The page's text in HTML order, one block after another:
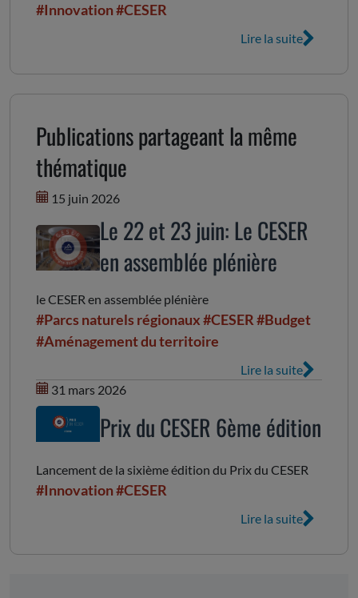
#Innovation#CESER
Lire la suite
Publications partageant la même
thématique
15 juin 2026
Le 22 et 23 juin: Le CESER
en assemblée plénière
le CESER en assemblée plénière
#Parcs naturels régionaux#CESER#Budget
#Aménagement du territoire
Lire la suite
31 mars 2026
Prix du CESER 6ème édition
Lancement de la sixième édition du Prix du CESER
#Innovation#CESER
Lire la suite